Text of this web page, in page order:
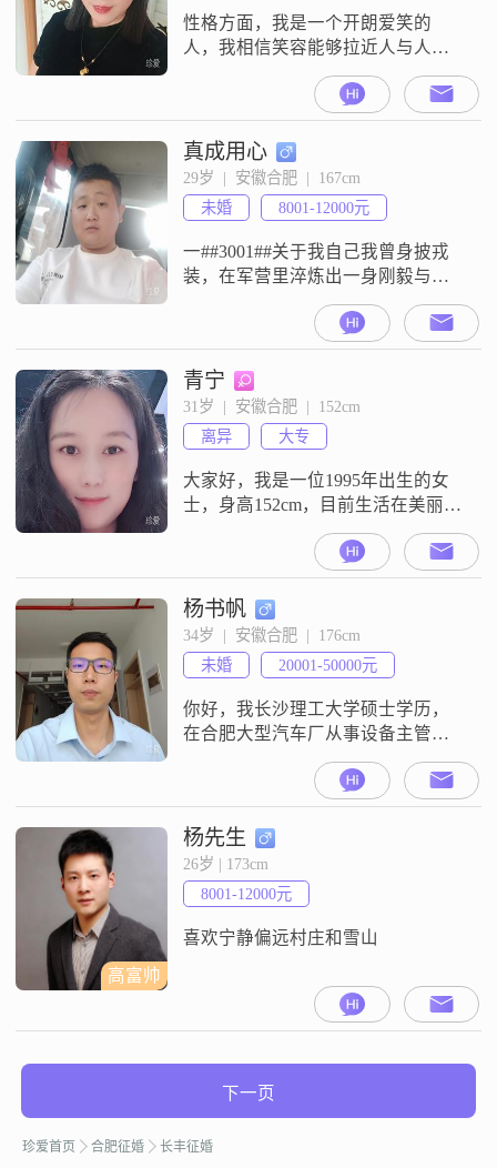
真实的幸福。我相信，生活中的美
好往往就隐
性格方面，我是一个开朗爱笑的
人，我相信笑容能够拉近人与人之
间的距离##3002##我独立自信，直
率真诚，对待生活和工作都充满热
情##3002##我认为，无论遇到什么
困难，都要积极面对，勇往直前
##3002##我热爱生活，喜欢尝试新
鲜事物，也善于与人沟通##3002##
如果你也是一位热爱生活，真诚待
人的人，那么我相信我们
真成用心
29岁  |  安徽合肥  |  167cm
未婚
8001-12000元
一##3001##关于我自己我曾身披戎
装，在军营里淬炼出一身刚毅与担
当；如今褪下征衣，却把军人的忠
诚##3001##自律与执行力刻进了骨
子里##3002##那段军旅岁月是我人
生的勋章，让我学会了责任与坚守
##3002##回归平凡生活后，我带着
这份坚韧，脚踏实地地经营着当下
的每一天##3002##我不浮躁
##3001##
青宁
31岁  |  安徽合肥  |  152cm
离异
大专
大家好，我是一位1995年出生的女
士，身高152cm，目前生活在美丽的
合肥##3002##我拥有大专学历，在
工作中勤奋努力，月收入稳定在
3001到5000元之间##3002##我对生
活充满热情，始终保持乐观积极的
态度，无论遇到什么困难都能独立
自信地面对##3002##我性格开朗，
特别爱笑，相信笑容有着无穷的力
量，能够感
杨书帆
34岁  |  安徽合肥  |  176cm
未婚
20001-50000元
你好，我长沙理工大学硕士学历，
在合肥大型汽车厂从事设备主管工
作，年收入50w左右，有3套房，1辆
丰田代步车，平时喜欢运动，想找
个有缘人相伴一生。
高富帅
杨先生
26岁 | 173cm
8001-12000元
喜欢宁静偏远村庄和雪山
下一页
珍爱首页 合肥征婚 长丰征婚